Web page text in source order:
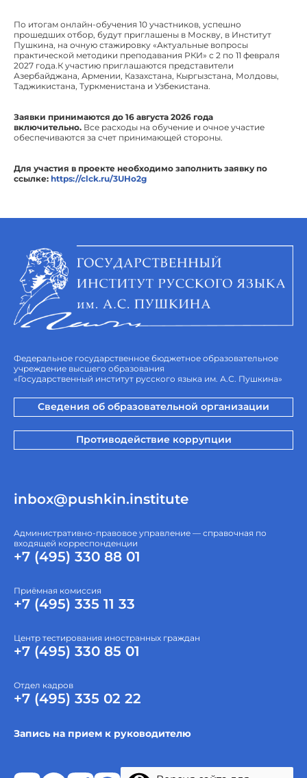
По итогам онлайн-обучения 10 участников, успешно
прошедших отбор, будут приглашены в Москву, в Институт
Пушкина, на очную стажировку «Актуальные вопросы
практической методики преподавания РКИ» с 2 по 11 февраля
2027 года.К участию приглашаются представители
Азербайджана, Армении, Казахстана, Кыргызстана, Молдовы,
Таджикистана, Туркменистана и Узбекистана.
Заявки принимаются до 16 августа 2026 года
включительно. Все расходы на обучение и очное участие
обеспечиваются за счет принимающей стороны.
Для участия в проекте необходимо заполнить заявку по
ссылке: https://clck.ru/3UHo2g
Федеральное государственное бюджетное образовательное
учреждение высшего образования
«Государственный институт русского языка им. А.С. Пушкина»
Сведения об образовательной организации
Противодействие коррупции
inbox@pushkin.institute
Административно-правовое управление — справочная по
входящей корреспонденции
+7 (495) 330 88 01
Приёмная комиссия
+7 (495) 335 11 33
Центр тестирования иностранных граждан
+7 (495) 330 85 01
Отдел кадров
+7 (495) 335 02 22
Запись на прием к руководителю